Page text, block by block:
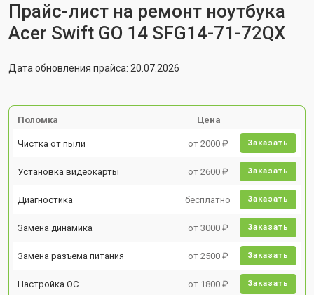
Прайс-лист на ремонт ноутбука
Acer Swift GO 14 SFG14-71-72QX
Дата обновления прайса: 20.07.2026
Поломка Цена
Чистка от пыли от 2000 ₽ Заказать
Установка видеокарты от 2600 ₽ Заказать
Диагностика бесплатно Заказать
Замена динамика от 3000 ₽ Заказать
Замена разъема питания от 2500 ₽ Заказать
Настройка ОС от 1800 ₽ Заказать